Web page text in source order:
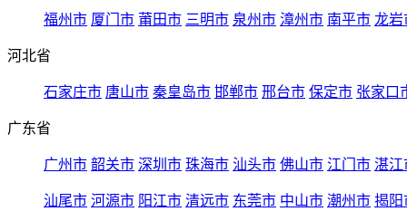
福州市 厦门市 莆田市 三明市 泉州市 漳州市 南平市 龙岩
河北省
石家庄市 唐山市 秦皇岛市 邯郸市 邢台市 保定市 张家口
广东省
广州市 韶关市 深圳市 珠海市 汕头市 佛山市 江门市 湛江
汕尾市 河源市 阳江市 清远市 东莞市 中山市 潮州市 揭阳